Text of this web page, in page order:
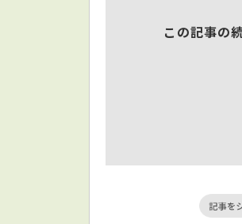
この記事の